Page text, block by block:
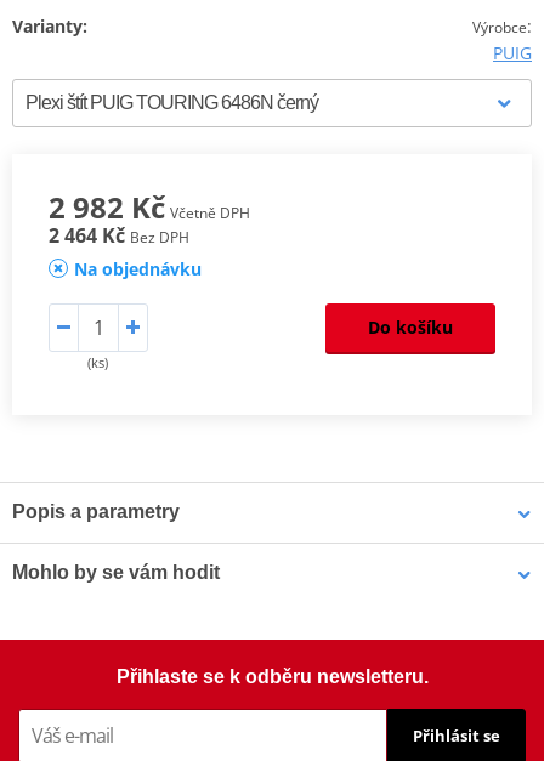
Výrobce:
PUIG
Varianty:
2 982 Kč Včetně DPH
2 464 Kč Bez DPH
Na objednávku
(ks)
Do košíku
Popis a parametry
PDF Aerodynamic test
PDF Mounting instruction
Mohlo by se vám hodit
Přihlaste se k odběru newsletteru.
Přihlásit se